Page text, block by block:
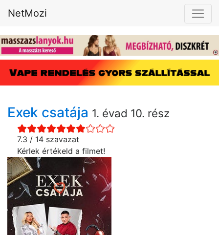
NetMozi
Exek csatája 1. évad 10. rész
7.3 / 14 szavazat
Kérlek értékeld a filmet!